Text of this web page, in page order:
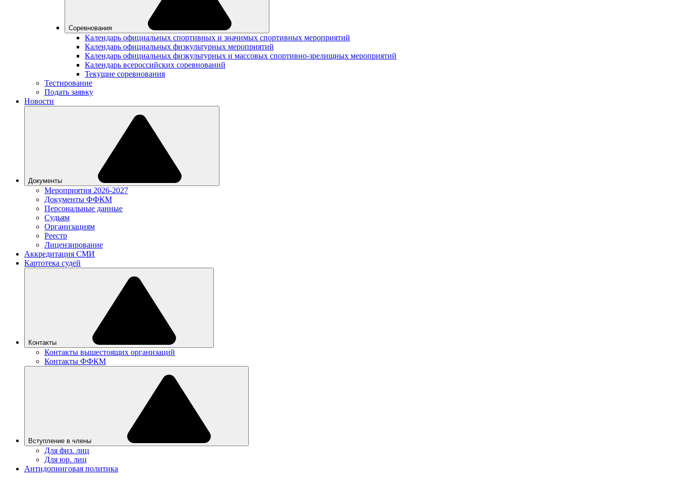
Соревнования
Календарь официальных спортивных и значимых спортивных мероприятий
Календарь официальных физкультурных мероприятий
Календарь официальных физкультурных и массовых спортивно-зрелищных мероприятий
Календарь всероссийских соревнований
Текущие соревнования
Тестирование
Подать заявку
Новости
Документы
Мероприятия 2026-2027
Документы ФФКМ
Персональные данные
Судьям
Организациям
Реестр
Лицензирование
Аккредитация СМИ
Картотека судей
Контакты
Контакты вышестоящих организаций
Контакты ФФКМ
Вступление в члены
Для физ. лиц
Для юр. лиц
Антидопинговая политика